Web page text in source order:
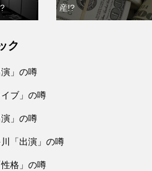
産!?
ク
」の噂
ブ」の噂
」の噂
「出演」の噂
格」の噂